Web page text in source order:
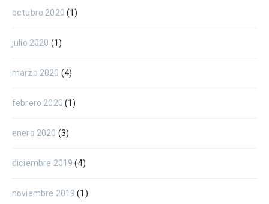
octubre 2020 (1)
julio 2020 (1)
marzo 2020 (4)
febrero 2020 (1)
enero 2020 (3)
diciembre 2019 (4)
noviembre 2019 (1)